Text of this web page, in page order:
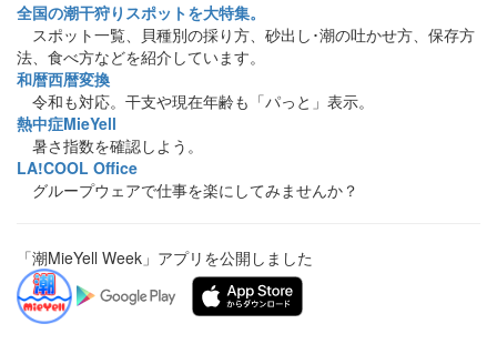
全国の潮干狩りスポットを大特集。
スポット一覧、貝種別の採り方、砂出し･潮の吐かせ方、保存方
法、食べ方などを紹介しています。
和暦西暦変換
令和も対応。干支や現在年齢も「パっと」表示。
熱中症MieYell
暑さ指数を確認しよう。
LA!COOL Office
グループウェアで仕事を楽にしてみませんか？
「潮MieYell Week」アプリを公開しました